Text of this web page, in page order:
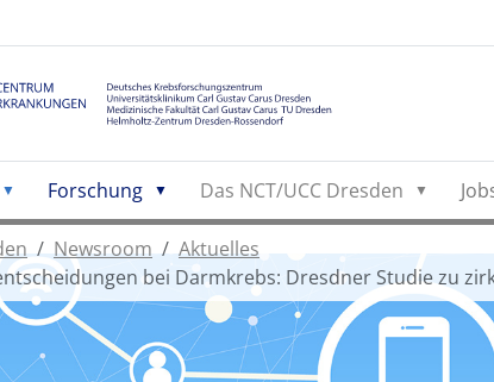
Forschung Das NCT/UCC Dresden
Newsroom
Aktuelles
bei Darmkrebs: Dresdner Studie zu